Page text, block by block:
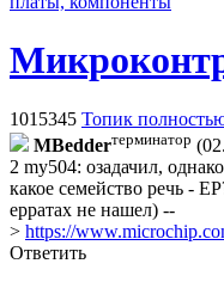
1015345 Топик
MBedderтерминатор
2 my504: озадачил,
какое семейство речь -
ерратах не нашел) --
> https://
Ответить